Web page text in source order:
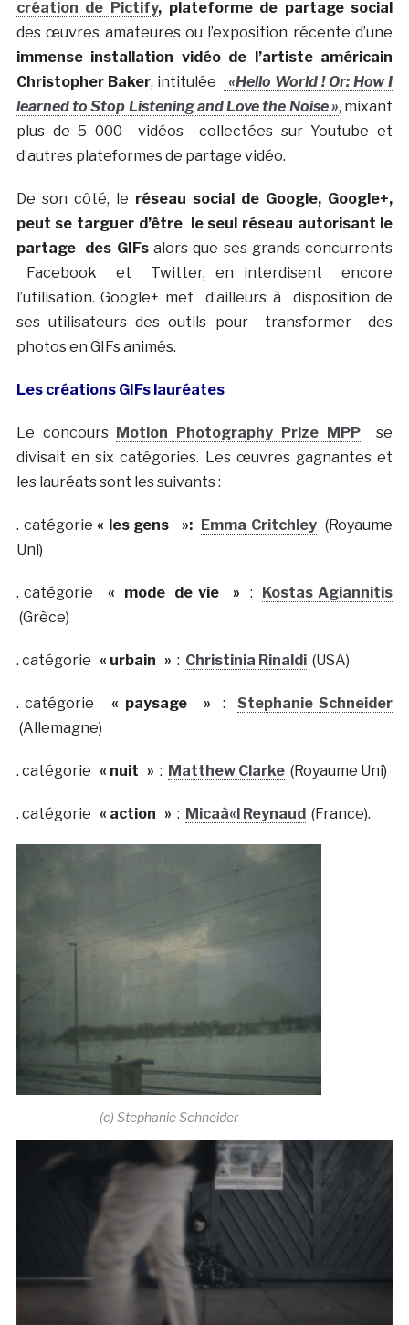
création de Pictify, plateforme de partage social
des œuvres amateures ou l’exposition récente d’une
immense installation vidéo de l’artiste américain
Christopher Baker, intitulée
«Hello World ! Or: How I
learned to Stop Listening and Love the Noise », mixant
plus de 5 000 vidéos collectées sur Youtube et
d’autres plateformes de partage vidéo.
De son côté, le réseau social de Google, Google+,
peut se targuer d’être le seul réseau autorisant le
partage des GIFsalors que ses grands concurrents
Facebook et Twitter, en interdisent encore
l’utilisation. Google+ met d’ailleurs à disposition de
ses utilisateurs des outils pour transformer des
photos en GIFs animés.
Les créations GIFs lauréates
Le concours Motion Photography Prize MPPse
divisait en six catégories. Les œuvres gagnantes et
les lauréats sont les suivants :
. catégorie« les gens »: Emma Critchley(Royaume
Uni)
. catégorie « mode de vie » : Kostas Agiannitis
(Grèce)
. catégorie « urbain » : Christinia Rinaldi(USA)
. catégorie « paysage » : Stephanie Schneider
(Allemagne)
. catégorie « nuit » : Matthew Clarke(Royaume Uni)
. catégorie « action » : Micaà«l Reynaud(France).
(c) Stephanie Schneider